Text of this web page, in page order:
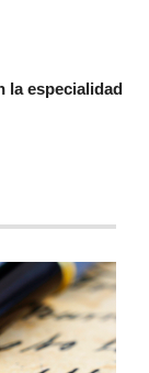
la especialidad